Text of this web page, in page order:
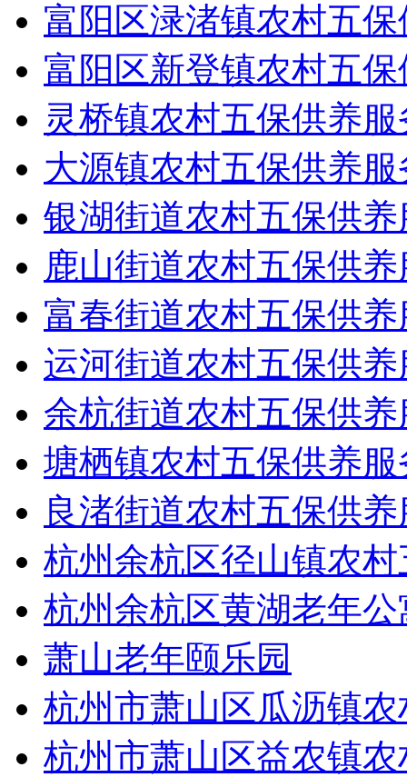
富阳区渌渚镇农村五
富阳区新登镇农村五
灵桥镇农村五保供养
大源镇农村五保供养
银湖街道农村五保供
鹿山街道农村五保供
富春街道农村五保供
运河街道农村五保供
余杭街道农村五保供
塘栖镇农村五保供养
良渚街道农村五保供
杭州余杭区径山镇农
杭州余杭区黄湖老年公
萧山老年颐乐园
杭州市萧山区瓜沥镇
杭州市萧山区益农镇